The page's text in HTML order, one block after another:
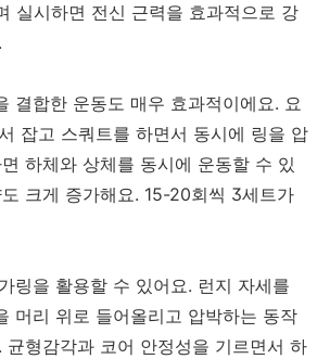
실시하면 전신 근력을 효과적으로 강
결합한 운동도 매우 효과적이에요. 요
잡고 스쿼트를 하면서 동시에 링을 압
하체와 상체를 동시에 운동할 수 있
크게 증가해요. 15-20회씩 3세트가
링을 활용할 수 있어요. 런지 자세를
머리 위로 들어올리고 압박하는 동작
균형감각과 코어 안정성을 기르면서 하